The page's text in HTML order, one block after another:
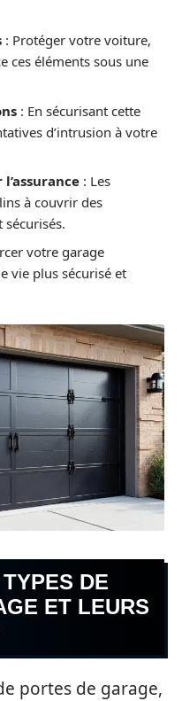
: Protéger votre voiture,
ces éléments sous une
: En sécurisant cette
d’intrusion à votre
: Les
à couvrir des
sécurisés.
votre garage
vie plus sécurisé et
DE
ET LEURS
portes de garage,